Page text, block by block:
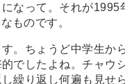
なって。それが1995
ものです。
。ちょうど中学生か
でしたよね。チャウ
繰り返し何遍も見せ